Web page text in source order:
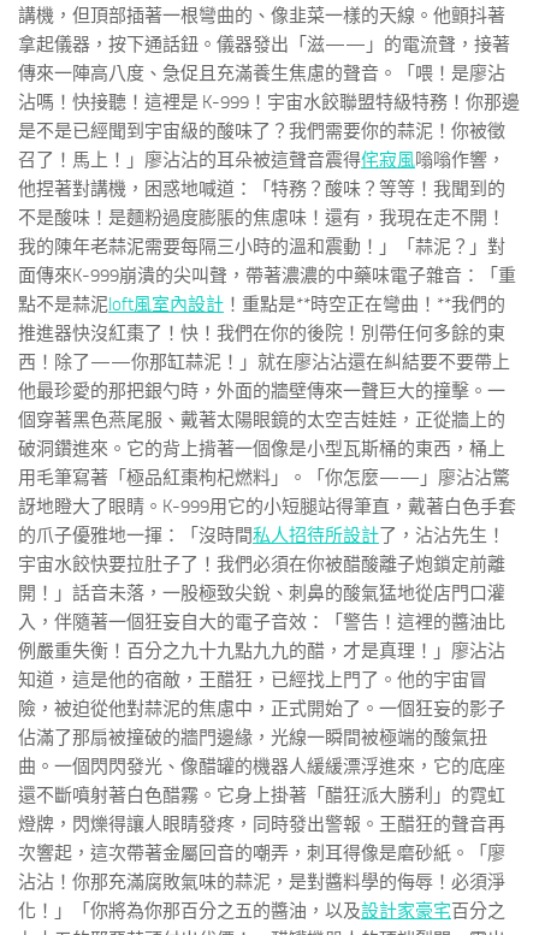
講機，但頂部插著一根彎曲的、像韭菜一樣的天線。他顫抖著
拿起儀器，按下通話鈕。儀器發出「滋——」的電流聲，接著
傳來一陣高八度、急促且充滿養生焦慮的聲音。「喂！是廖沾
沾嗎！快接聽！這裡是 K-999！宇宙水餃聯盟特級特務！你那邊
是不是已經聞到宇宙級的酸味了？我們需要你的蒜泥！你被徵
召了！馬上！」廖沾沾的耳朵被這聲音震得侘寂風嗡嗡作響，
他捏著對講機，困惑地喊道：「特務？酸味？等等！我聞到的
不是酸味！是麵粉過度膨脹的焦慮味！還有，我現在走不開！
我的陳年老蒜泥需要每隔三小時的溫和震動！」「蒜泥？」對
面傳來K-999崩潰的尖叫聲，帶著濃濃的中藥味電子雜音：「重
點不是蒜泥loft風室內設計 ！重點是**時空正在彎曲！**我們的
推進器快沒紅棗了！快！我們在你的後院！別帶任何多餘的東
西！除了——你那缸蒜泥！」就在廖沾沾還在糾結要不要帶上
他最珍愛的那把銀勺時，外面的牆壁傳來一聲巨大的撞擊。一
個穿著黑色燕尾服、戴著太陽眼鏡的太空吉娃娃，正從牆上的
破洞鑽進來。它的背上揹著一個像是小型瓦斯桶的東西，桶上
用毛筆寫著「極品紅棗枸杞燃料」。「你怎麼——」廖沾沾驚
訝地瞪大了眼睛。K-999用它的小短腿站得筆直，戴著白色手套
的爪子優雅地一揮：「沒時間私人招待所設計了，沾沾先生！
宇宙水餃快要拉肚子了！我們必須在你被醋酸離子炮鎖定前離
開！」話音未落，一股極致尖銳、刺鼻的酸氣猛地從店門口灌
入，伴隨著一個狂妄自大的電子音效：「警告！這裡的醬油比
例嚴重失衡！百分之九十九點九九的醋，才是真理！」廖沾沾
知道，這是他的宿敵，王醋狂，已經找上門了。他的宇宙冒
險，被迫從他對蒜泥的焦慮中，正式開始了。一個狂妄的影子
佔滿了那扇被撞破的牆門邊緣，光線一瞬間被極端的酸氣扭
曲。一個閃閃發光、像醋罐的機器人緩緩漂浮進來，它的底座
還不斷噴射著白色醋霧。它身上掛著「醋狂派大勝利」的霓虹
燈牌，閃爍得讓人眼睛發疼，同時發出警報。王醋狂的聲音再
次響起，這次帶著金屬回音的嘲弄，刺耳得像是磨砂紙。「廖
沾沾！你那充滿腐敗氣味的蒜泥，是對醬料學的侮辱！必須淨
化！」「你將為你那百分之五的醬油，以及設計家豪宅百分之